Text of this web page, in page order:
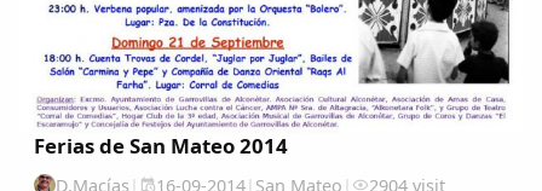
Ferias de San Mateo 2014
D.Macías | 16-09-2014| San Mateo | 2904 visit